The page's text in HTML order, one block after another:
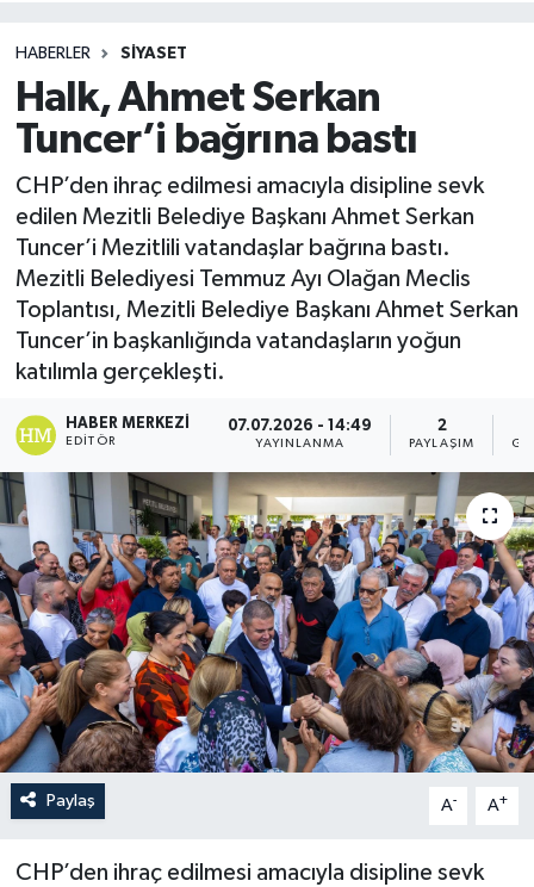
HABERLER SİYASET
Halk, Ahmet Serkan
Tuncer’i bağrına bastı
CHP’den ihraç edilmesi amacıyla disipline sevk
edilen Mezitli Belediye Başkanı Ahmet Serkan
Tuncer’i Mezitlili vatandaşlar bağrına bastı.
Mezitli Belediyesi Temmuz Ayı Olağan Meclis
Toplantısı, Mezitli Belediye Başkanı Ahmet Serkan
Tuncer’in başkanlığında vatandaşların yoğun
katılımla gerçekleşti.
HABER MERKEZI
EDITÖR
07.07.2026 - 14:49
YAYINLANMA
2
PAYLAŞIM
Paylaş A- A+
CHP’den ihraç edilmesi amacıyla disipline sevk
Haber Arşivi